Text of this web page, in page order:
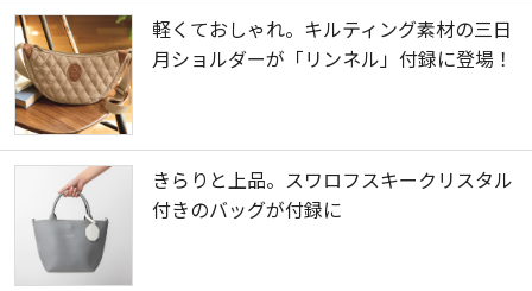
軽くておしゃれ。キルティング素材の三日
月ショルダーが「リンネル」付録に登場！
きらりと上品。スワロフスキークリスタル
付きのバッグが付録に